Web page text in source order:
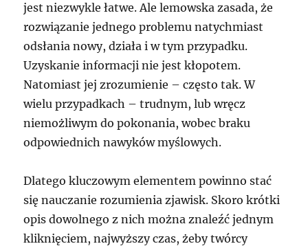
jest niezwykle łatwe. Ale lemowska zasada, że
rozwiązanie jednego problemu natychmiast
odsłania nowy, działa i w tym przypadku.
Uzyskanie informacji nie jest kłopotem.
Natomiast jej zrozumienie – często tak. W
wielu przypadkach – trudnym, lub wręcz
niemożliwym do pokonania, wobec braku
odpowiednich nawyków myślowych.
Dlatego kluczowym elementem powinno stać
się nauczanie rozumienia zjawisk. Skoro krótki
opis dowolnego z nich można znaleźć jednym
kliknięciem, najwyższy czas, żeby twórcy